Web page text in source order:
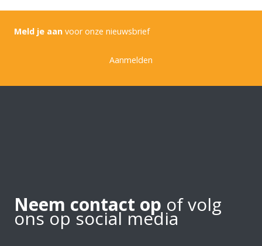
Meld je aan voor onze nieuwsbrief
Aanmelden
Neem contact op of volg
ons op social media